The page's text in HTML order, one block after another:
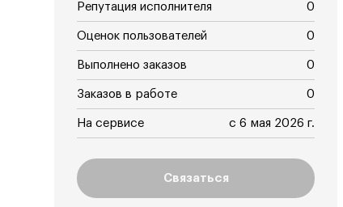
Репутация исполнителя 0
Оценок пользователей 0
Выполнено заказов 0
Заказов в работе 0
На сервисе с 6 мая 2026 г.
Связаться